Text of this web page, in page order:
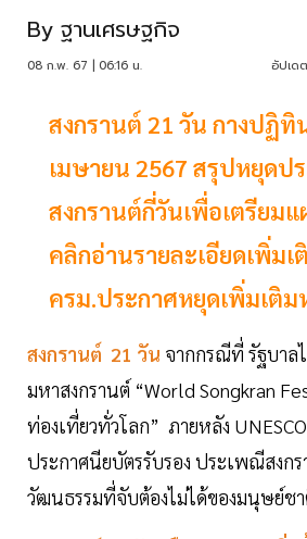
By ฐานเศรษฐกิจ
08 ก.พ. 67 | 06:16 น. อัปเด
สงกรานต์ 21 วัน กางปฏิทิ
เมษายน 2567 สรุปหยุดป
สงกรานต์กี่วันเพื่อเตรียมแ
คลิกอ่านรายละเอียดเพิ่มเ
ครม.ประกาศหยุดเพิ่มเติม
สงกรานต์ 21 วัน จากกรณีที่ รัฐบาล
มหาสงกรานต์ “World Songkran
ท่องเที่ยวทั่วโลก” ภายหลัง
ประกาศนียบัตรรับรอง ประเพณีสงก
วัฒนธรรมที่จับต้องไม่ได้ของมนุษย์ชา